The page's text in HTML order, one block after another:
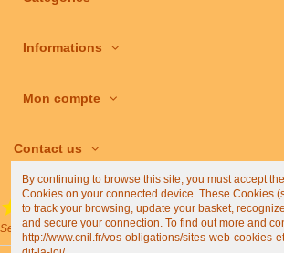
Informations
Mon compte
Contact us
(4,9/5)
See all shop reviews
By continuing to browse this site, you must accept
Cookies on your connected device. These Cookies
to track your browsing, update your basket,
and secure your connection. To find out more and
http://www.cnil.fr/vos-obligations/sites-web-cookies-